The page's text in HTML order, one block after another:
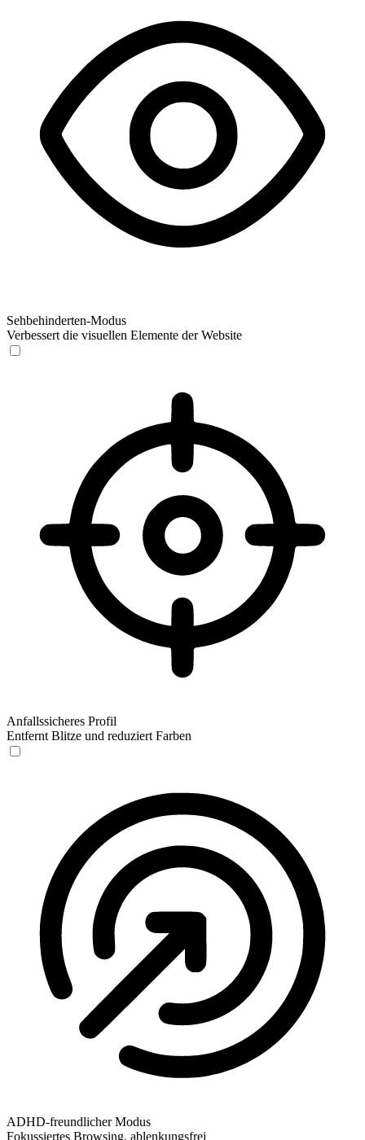
Sehbehinderten-Modus
Verbessert die visuellen Elemente der Website
Anfallssicheres Profil
Entfernt Blitze und reduziert Farben
ADHD-freundlicher Modus
Fokussiertes Browsing, ablenkungsfrei